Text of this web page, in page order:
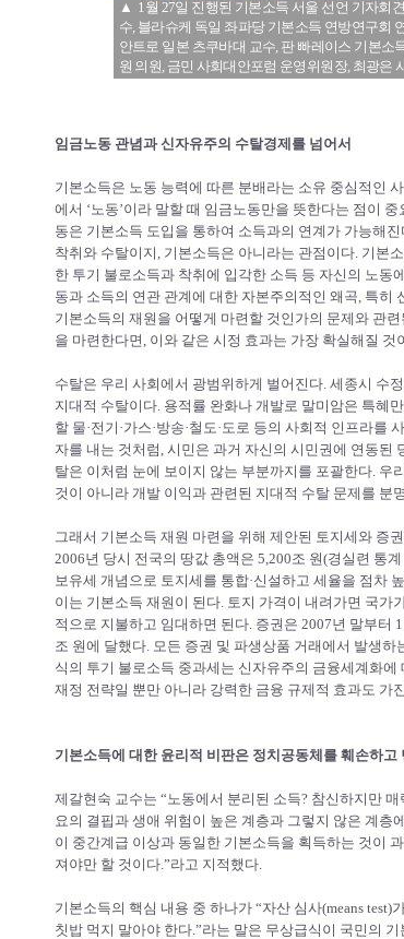
▲ 1월 27일 진행된 기본소득 서울 선언 기자회
수, 블라슈케 독일 좌파당 기본소득 연방연구회
안트로 일본 츠쿠바대 교수, 판 빠레이스 기본
원 의원, 금민 사회대안포럼 운영위원장, 최광은
임금노동 관념과 신자유주의 수탈경제를 넘어서
기본소득은 노동 능력에 따른 분배라는 소유 중심적인
에서 ‘노동’이라 말할 때 임금노동만을 뜻한다는 점이
동은 기본소득 도입을 통하여 소득과의 연계가 가능해
착취와 수탈이지, 기본소득은 아니라는 관점이다. 기본
한 투기 불로소득과 착취에 입각한 소득 등 자신의 노동
동과 소득의 연관 관계에 대한 자본주의적인 왜곡, 특히
기본소득의 재원을 어떻게 마련할 것인가의 문제와 관
을 마련한다면, 이와 같은 시정 효과는 가장 확실해질 것
수탈은 우리 사회에서 광범위하게 벌어진다. 세종시 수
지대적 수탈이다. 용적률 완화나 개발로 말미암은 특혜
할 물·전기·가스·방송·철도·도로 등의 사회적 인프라를
자를 내는 것처럼, 시민은 과거 자신의 시민권에 연동된
탈은 이처럼 눈에 보이지 않는 부분까지를 포괄한다.
것이 아니라 개발 이익과 관련된 지대적 수탈 문제를 분
그래서 기본소득 재원 마련을 위해 제안된 토지세와 증
2006년 당시 전국의 땅값 총액은 5,200조 원(경실련 통
보유세 개념으로 토지세를 통합·신설하고 세율을 점차
이는 기본소득 재원이 된다. 토지 가격이 내려가면 국가
적으로 지불하고 임대하면 된다. 증권은 2007년 말부터
조 원에 달했다. 모든 증권 및 파생상품 거래에서 발생
식의 투기 불로소득 중과세는 신자유주의 금융세계화
재정 전략일 뿐만 아니라 강력한 금융 규제적 효과도 가
기본소득에 대한 윤리적 비판은 정치공동체를 훼손하
제갈현숙 교수는 “노동에서 분리된 소득? 참신하지만
요의 결핍과 생애 위험이 높은 계층과 그렇지 않은 계
이 중간계급 이상과 동일한 기본소득을 획득하는 것이
져야만 할 것이다.”라고 지적했다.
기본소득의 핵심 내용 중 하나가 “자산 심사(means
칫밥 먹지 말아야 한다.”라는 말은 무상급식이 국민의